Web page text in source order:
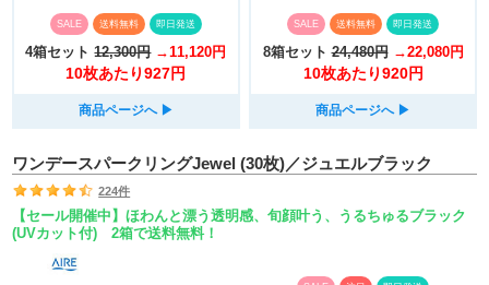
SALE 送料無料 即日発送
4箱セット 12,300円 →11,120円
10枚あたり927円
商品ページへ ▶︎
SALE 送料無料 即日発送
8箱セット 24,480円 →22,080円
10枚あたり920円
商品ページへ ▶︎
ワンデースパークリングJewel (30枚)／ジュエルブラック
224件
【セール開催中】ほわんと漂う透明感、旬顔叶う、うるちゅるブラック
(UVカット付) 2箱で送料無料！